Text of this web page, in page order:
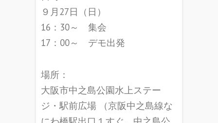
９月27日（日）
16：30～ 集会
17：00～ デモ出発
場所：
大阪市中之島公園水上ステー
ジ・駅前広場 （京阪中之島線な